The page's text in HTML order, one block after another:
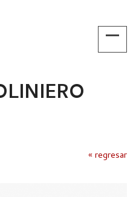
« regresar